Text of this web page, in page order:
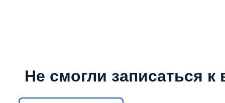
Не смогли записаться к